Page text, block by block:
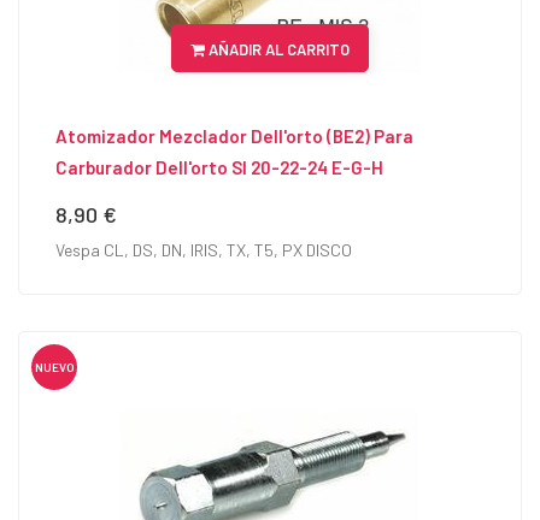
AÑADIR AL CARRITO
Atomizador Mezclador Dell'orto (BE2) Para
Carburador Dell'orto SI 20-22-24 E-G-H
Precio
8,90 €
Vespa CL, DS, DN, IRIS, TX, T5, PX DISCO
NUEVO